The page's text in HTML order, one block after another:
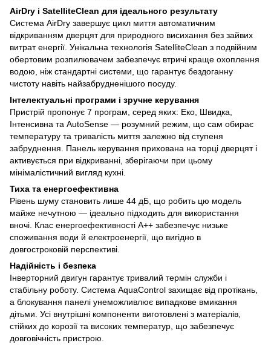
AirDry і SatelliteClean для ідеального результату
Система AirDry завершує цикл миття автоматичним
відкриванням дверцят для природного висихання без зайвих
витрат енергії. Унікальна технологія SatelliteClean з подвійним
обертовим розпилювачем забезпечує втричі краще охоплення
водою, ніж стандартні системи, що гарантує бездоганну
чистоту навіть найзабрудненішого посуду.
Інтелектуальні програми і зручне керування
Пристрій пропонує 7 програм, серед яких: Еко, Швидка,
Інтенсивна та AutoSense — розумний режим, що сам обирає
температуру та тривалість миття залежно від ступеня
забруднення. Панель керування прихована на торці дверцят і
активується при відкриванні, зберігаючи при цьому
мінімалістичний вигляд кухні.
Тиха та енергоефективна
Рівень шуму становить лише 44 дБ, що робить цю модель
майже нечутною — ідеально підходить для використання
вночі. Клас енергоефективності A++ забезпечує низьке
споживання води й електроенергії, що вигідно в
довгостроковій перспективі.
Надійність і безпека
Інверторний двигун гарантує тривалий термін служби і
стабільну роботу. Система AquaControl захищає від протікань,
а блокування панелі унеможливлює випадкове вмикання
дітьми. Усі внутрішні компоненти виготовлені з матеріалів,
стійких до корозії та високих температур, що забезпечує
довговічність пристрою.